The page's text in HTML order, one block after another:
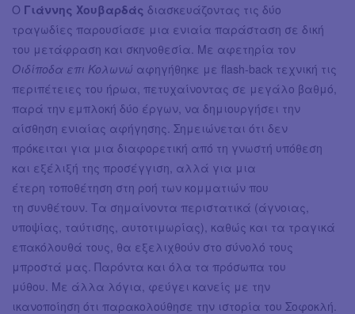
Ο Γιάννης Χουβαρδάς διασκευάζοντας τις δύο
τραγωδίες παρουσίασε μια ενιαία παράσταση σε δική
του μετάφραση και σκηνοθεσία. Με αφετηρία τον
Οιδίποδα επι Κολωνώ αφηγήθηκε με flash-back τεχνική τις
περιπέτειες του ήρωα, πετυχαίνοντας σε μεγάλο βαθμό,
παρά την εμπλοκή δύο έργων, να δημιουργήσει την
αίσθηση ενιαίας αφήγησης. Σημειώνεται ότι δεν
πρόκειται για μια διαφορετική από τη γνωστή υπόθεση
και εξέλιξή της προσέγγιση, αλλά για μια
έτερη τοποθέτηση στη ροή των κομματιών που
τη συνθέτουν. Τα σημαίνοντα περιστατικά (άγνοιας,
υποψίας, ταύτισης, αυτοτιμωρίας), καθώς και τα τραγικά
επακόλουθά τους, θα εξελιχθούν στο σύνολό τους
μπροστά μας. Παρόντα και όλα τα πρόσωπα του
μύθου. Με άλλα λόγια, φεύγει κανείς με την
ικανοποίηση ότι παρακολούθησε την ιστορία του Σοφοκλή.